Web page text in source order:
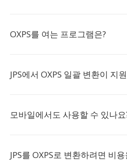
OXPS를 여는 프로그램은?
JPS에서 OXPS 일괄 변환이 지
모바일에서도 사용할 수 있나요
JPS를 OXPS로 변환하려면 비